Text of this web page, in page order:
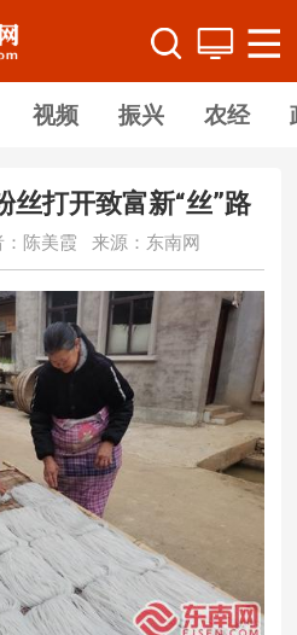
视频 振兴 农经
丝打开致富新“丝”路
陈美霞 来源：东南网